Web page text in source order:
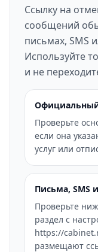
Ссылку на
сообщений
письмах, SMS
Используйте
и не
Официальный
Проверьте
если она
услуг или
Письма, SMS
Проверьте
раздел с
https://
размещают